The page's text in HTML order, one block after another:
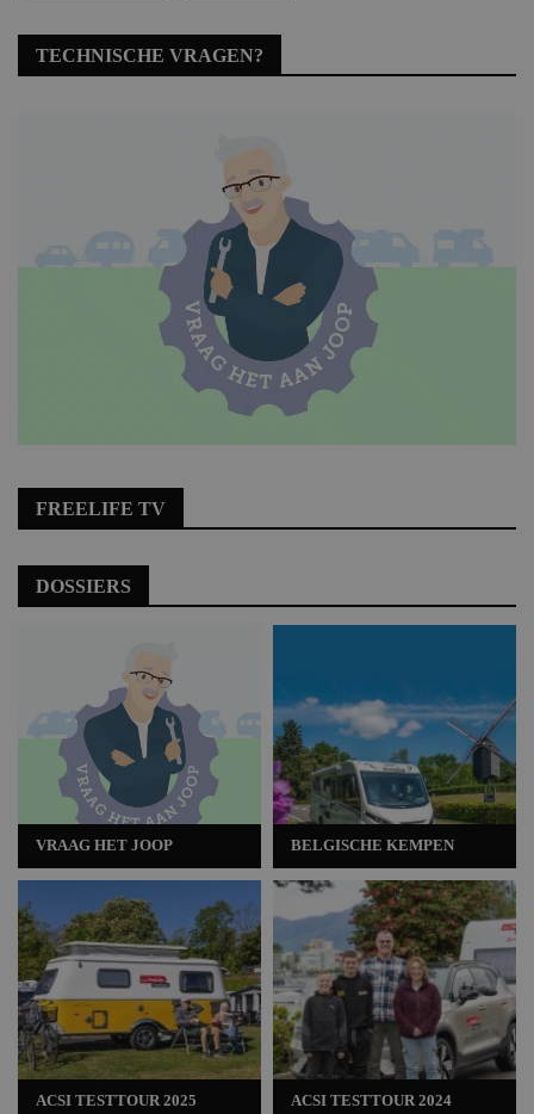
TECHNISCHE VRAGEN?
FREELIFE TV
DOSSIERS
VRAAG HET JOOP
ACSI TESTTOUR 2025
BELGISCHE KEMPEN
ACSI TESTTOUR 2024